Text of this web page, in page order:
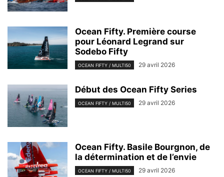
Ocean Fifty. Première course
pour Léonard Legrand sur
Sodebo Fifty
OCEAN FIFTY / MULTI50 29 avril 2026
Début des Ocean Fifty Series
OCEAN FIFTY / MULTI50 29 avril 2026
Ocean Fifty. Basile Bourgnon, de
la détermination et de l’envie
OCEAN FIFTY / MULTI50 29 avril 2026